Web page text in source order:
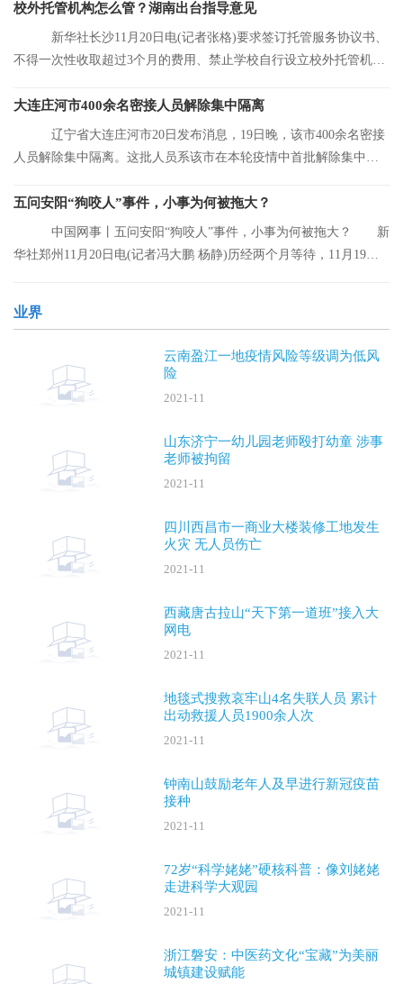
校外托管机构怎么管？湖南出台指导意见
新华社长沙11月20日电(记者张格)要求签订托管服务协议书、
不得一次性收取超过3个月的费用、禁止学校自行设立校外托管机
大连庄河市400余名密接人员解除集中隔离
辽宁省大连庄河市20日发布消息，19日晚，该市400余名密接
人员解除集中隔离。这批人员系该市在本轮疫情中首批解除集中隔
五问安阳“狗咬人”事件，小事为何被拖大？
中国网事丨五问安阳“狗咬人”事件，小事为何被拖大？ 新
华社郑州11月20日电(记者冯大鹏 杨静)历经两个月等待，11月19日
业界
云南盈江一地疫情风险等级调为低风
险
2021-11
山东济宁一幼儿园老师殴打幼童 涉事
老师被拘留
2021-11
四川西昌市一商业大楼装修工地发生
火灾 无人员伤亡
2021-11
西藏唐古拉山“天下第一道班”接入大
网电
2021-11
地毯式搜救哀牢山4名失联人员 累计
出动救援人员1900余人次
2021-11
钟南山鼓励老年人及早进行新冠疫苗
接种
2021-11
72岁“科学姥姥”硬核科普：像刘姥姥
走进科学大观园
2021-11
浙江磐安：中医药文化“宝藏”为美丽
城镇建设赋能